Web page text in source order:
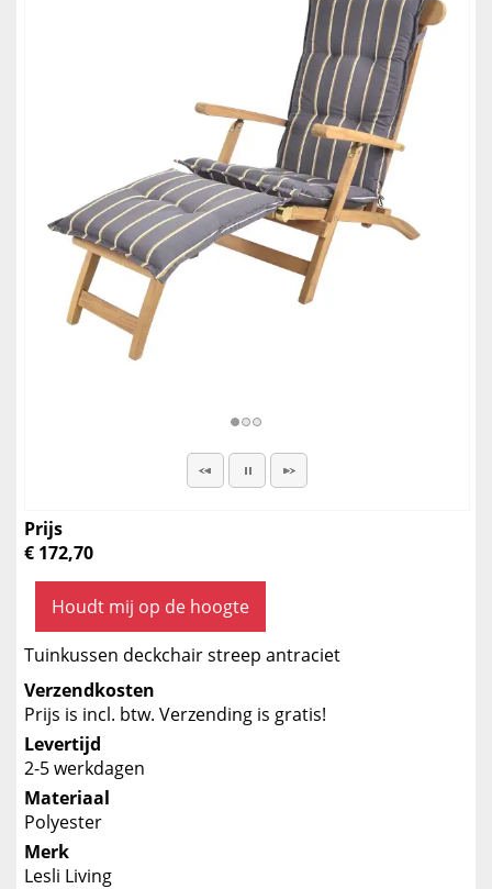
Prijs
€ 172,70
Houdt mij op de hoogte
Tuinkussen deckchair streep antraciet
Verzendkosten
Prijs is incl. btw. Verzending is gratis!
Levertijd
2-5 werkdagen
Materiaal
Polyester
Merk
Lesli Living